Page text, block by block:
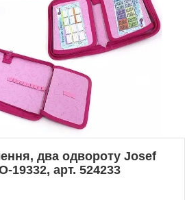
два одвороту Josef
19332, арт. 524233